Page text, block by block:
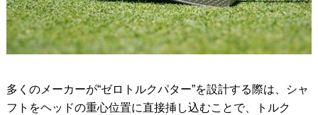
多くのメーカーが“ゼロトルクパター”を設計する際は、シャ
フトをヘッドの重心位置に直接挿し込むことで、トルク